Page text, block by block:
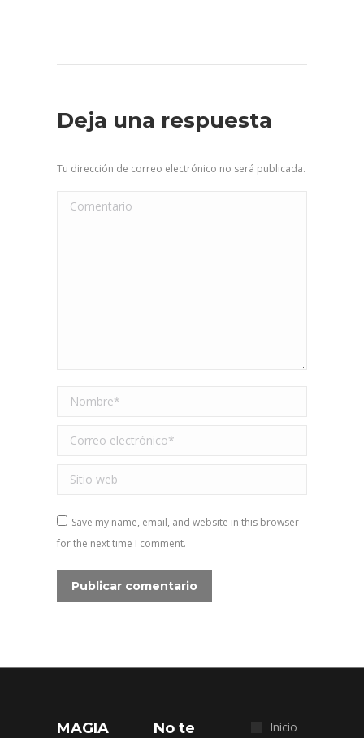
Deja una respuesta
Tu dirección de correo electrónico no será publicada.
Comentario
Nombre *
Correo electrónico *
Sitio web
Save my name, email, and website in this browser
for the next time I comment.
Publicar comentario
MAGIA
No te
Inicio